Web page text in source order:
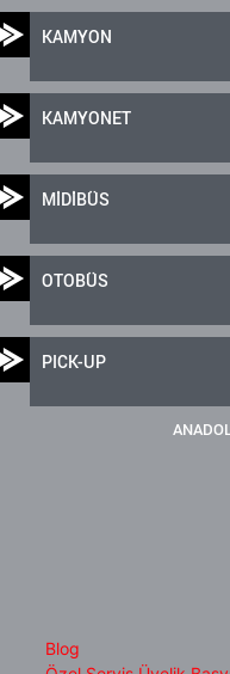
KAMYON
KAMYONET
MİDİBÜS
OTOBÜS
PICK-UP
Blog